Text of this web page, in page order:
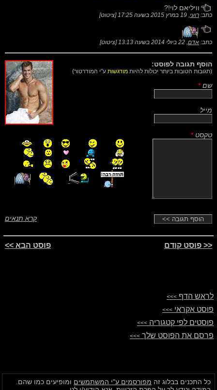
וויליאם לוי!?
כתב: רועי, 19 במרץ 2015 בשעה 17:25 [ציטוט]
כתב: אדם, 22 ביולי 2014 בשעה 13:13 [ציטוט]
הוסף תגובה לפוסט:
(תגובות הטובות ביותר יכולות להיות מודגשות ע"י המודרטור)
שם *
מייל
טקסט *
קרא תנאים
<< פוסט קודם פוסט הבא >>
לראש הדף >>>
פוסט אקראי >>>
פוסטים לפי קטגוריה >>>
פרסם את הפוסט שלך >>>
כל התכנים בבלוג זה מפורסמים ע"י המשתמשים ומופיעים כמו שהם.